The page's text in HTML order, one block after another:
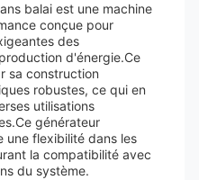
balai est une machine
conçue pour
des
d'énergie.Ce
sa construction
robustes, ce qui en
utilisations
générateur
une flexibilité dans les
la compatibilité avec
du système.